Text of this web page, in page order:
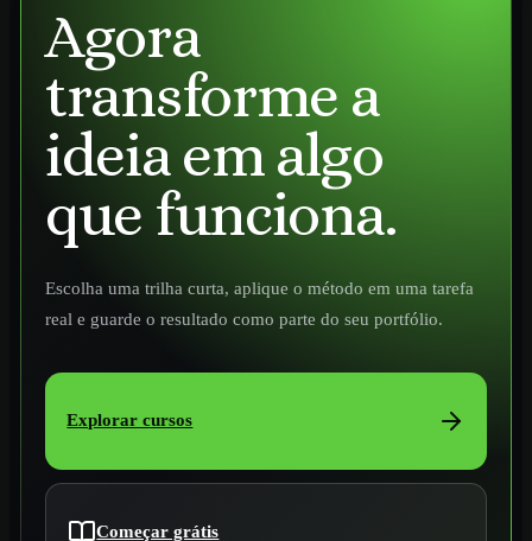
Agora
transforme a
ideia em algo
que funciona.
Escolha uma trilha curta, aplique o método em uma tarefa
real e guarde o resultado como parte do seu portfólio.
Explorar cursos
Começar grátis